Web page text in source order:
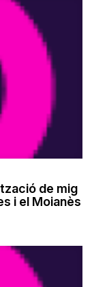
de mig
i el Moianès